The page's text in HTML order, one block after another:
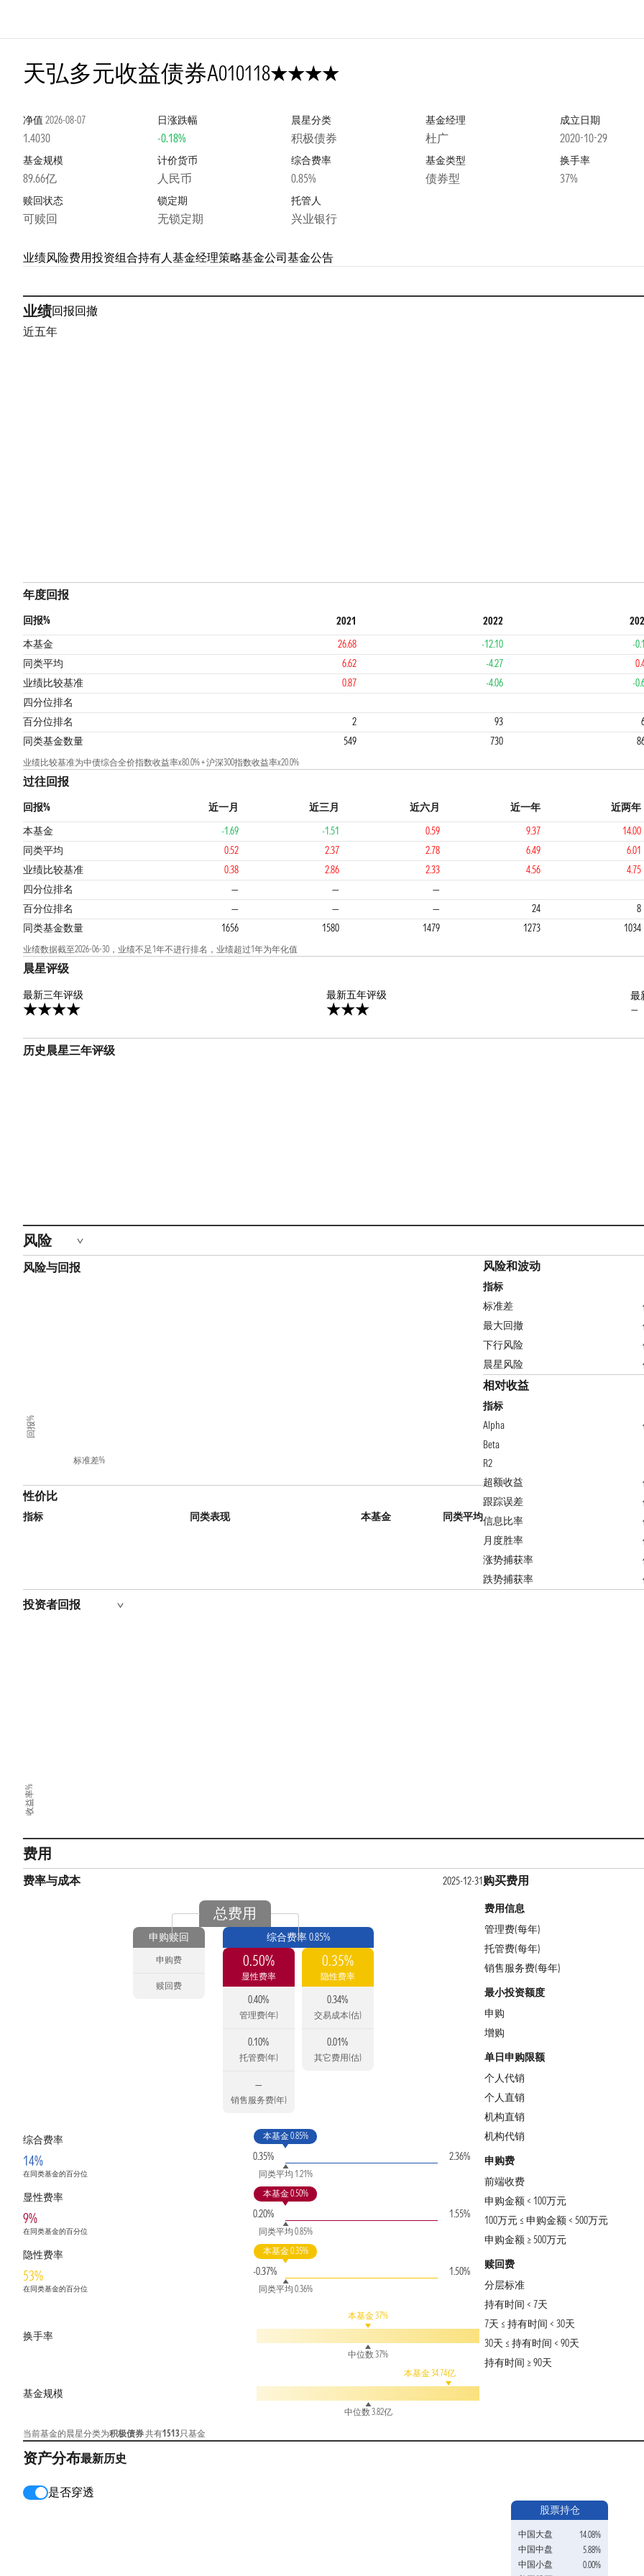
天弘多元收益债券A010118
净值 2026-08-07
1.4030
日涨跌幅
-0.18%
晨星分类
积极债券
基金经理
杜广
成立日期
2020-10-29
基金规模
89.66亿
计价货币
人民币
综合费率
0.85%
基金类型
债券型
换手率
37%
赎回状态
可赎回
锁定期
无锁定期
托管人
兴业银行
业绩风险费用投资组合持有人基金经理策略基金公司基金公告
业绩回报回撤
近五年
年度回报
回报% 2021 2022
本基金
26.68 -12.10 -
同类平均
6.62 -4.27
业绩比较基准
0.87 -4.06 -
四分位排名
1 4 3
百分位排名 2 93
同类基金数量
549 730
业绩比较基准为中债综合全价指数收益率x80.0% + 沪深300指数收益率x20.0%
过往回报
回报% 近一月 近三月 近六月 近一年 近两年
本基金
-1.69 -1.51 0.59 9.37 14.00
同类平均
0.52 2.37 2.78 6.49 6.01
业绩比较基准
0.38 2.86 2.33 4.56 4.75
四分位排名
— — —
1 1 1
百分位排名 — — — 24 8
同类基金数量
1656 1580 1479 1273 1034
业绩数据截至2026-06-30，业绩不足1年不进行排名，业绩超过1年为年化值
晨星评级
最新三年评级 最新五年评级
3星
最
—
历史晨星三年评级
风险
风险与回报
标准差%
回报%
性价比
指标 同类表现 本基金 同类平均
风险和波动
指标
标准差
最大回撤
下行风险
晨星风险
相对收益
指标
Alpha
Beta
R2
超额收益
跟踪误差
信息比率
月度胜率
涨势捕获率
跌势捕获率
投资者回报
收益率%
费用
费率与成本 2025-12-31
总费用
申购赎回
申购费
赎回费
综合费率 0.85%
0.50%
显性费率
0.40%
管理费(年)
0.10%
托管费(年)
—
销售服务费(年)
0.35%
隐性费率
0.34%
交易成本(估)
0.01%
其它费用(估)
综合费率
14%
在同类基金的百分位
0.35%
本基金 0.85%
同类平均 1.21%
2.36%
显性费率
9%
在同类基金的百分位
0.20%
本基金 0.50%
同类平均 0.85%
1.55%
隐性费率
53%
在同类基金的百分位
-0.37%
本基金 0.35%
同类平均 0.36%
1.50%
换手率
本基金 37%
中位数 37%
基金规模
本基金 34.74亿
中位数 3.82亿
当前基金的晨星分类为积极债券共有1513只基金
购买费用
费用信息
管理费(每年)
托管费(每年)
销售服务费(每年)
最小投资额度
申购
增购
单日申购限额
个人代销
个人直销
机构直销
机构代销
申购费
前端收费
申购金额 < 100万元
100万元 ≤ 申购金额 < 500万元
申购金额 ≥ 500万元
赎回费
分层标准
持有时间 < 7天
7天 ≤ 持有时间 < 30天
30天 ≤ 持有时间 < 90天
持有时间 ≥ 90天
资产分布最新历史
是否穿透
股票持仓
中国大盘
14.08%
中国中盘
5.88%
中国小盘
0.00%